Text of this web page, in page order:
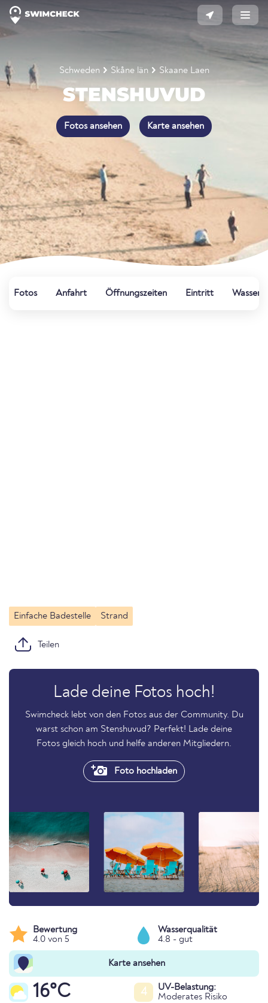
Schweden Skåne län Skaane Laen
STENSHUVUD
Fotos ansehen Karte ansehen
Fotos Anfahrt Öffnungszeiten Eintritt
Einfache Badestelle Strand
Teilen
Lade deine Fotos hoch!
Swimcheck lebt von den Fotos aus der Community. Du
warst schon am Stenshuvud? Perfekt! Lade deine
Fotos gleich hoch und helfe anderen Mitgliedern.
Foto hochladen
Bewertung
4.0 von 5
Wasserqualität
4.8 - gut
Karte ansehen
16°C 4
UV-Belastung:
Moderates Risiko